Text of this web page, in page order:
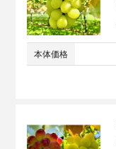
本体価格